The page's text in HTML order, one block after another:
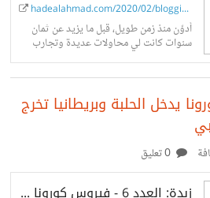
hadealahmad.com/2020/02/blogging...
أدوّن منذ زمن طويل، قبل ما يزيد عن ثمان
سنوات كانت لي محاولات عديدة وتجارب
مختلفة للتدوين على شبكات التواصل
يدخل الحلبة وبريطانيا تخرج
زبدة: العدد 6 - فيروس كورونا يدخل الحلبة وبريطانيا تخرج من الاتحاد الاوروبي